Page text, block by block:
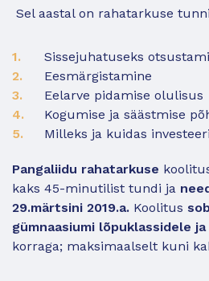
Sel aastal on rahatarkuse
Sissejuhatuseks
Eesmärgistamine
Eelarve pidamise olulisus
Kogumise ja säästmise
Milleks ja kuidas
Pangaliidu rahatarkuse
kaks 45-minutilist tundi ja
29.märtsini 2019.a. Koolitus
gümnaasiumi lõpuklassidele ja
korraga; maksimaalselt kuni